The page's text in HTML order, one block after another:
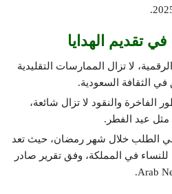
تقديم الهدايا
لا تزال الممارسات التقليدية
الثقافة السعودية.
الفاخرة والنقود لا تزال شائعة،
عيد الفطر.
الطلب خلال شهر رمضان، حيث تعد
للنساء في المملكة، وفق تقرير صادر